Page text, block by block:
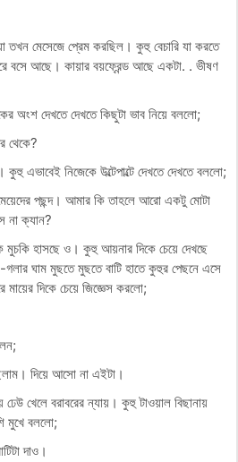
মেসেজে প্রেম করছিল। কুহু বেচারি যা করতে
বসে আছে। কায়ার বয়ফ্রেন্ড আছে একটা. . ভীষণ
অংশ দেখতে দেখতে কিছুটা ভাব নিয়ে বললো;
থেকে?
এভাবেই নিজেকে উল্টেপাল্টে দেখতে দেখতে বললো;
পছন্দ। আমার কি তাহলে আরো একটু মোটা
না ক্যান?
মুচকি হাসছে ও। কুহু আয়নার দিকে চেয়ে দেখছে
ঘাম মুছতে মুছতে বাটি হাতে কুহুর পেছনে এসে
দিকে চেয়ে জিজ্ঞেস করলো;
দিয়ে আসো না এইটা।
খেলে বরাবরের ন্যায়। কুহু টাওয়াল বিছানায়
মুখে বললো;
দাও।